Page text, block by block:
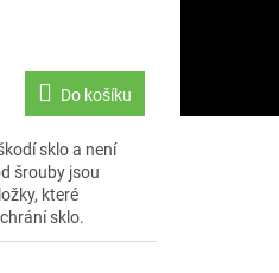
Do košíku
sklo a není
šrouby jsou
které
sklo.